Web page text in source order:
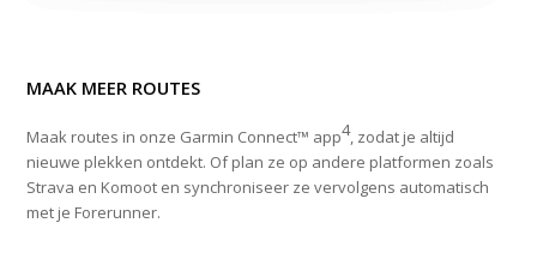
MAAK MEER ROUTES
Maak routes in onze Garmin Connect™ app4, zodat je altijd
nieuwe plekken ontdekt. Of plan ze op andere platformen zoals
Strava en Komoot en synchroniseer ze vervolgens automatisch
met je Forerunner.